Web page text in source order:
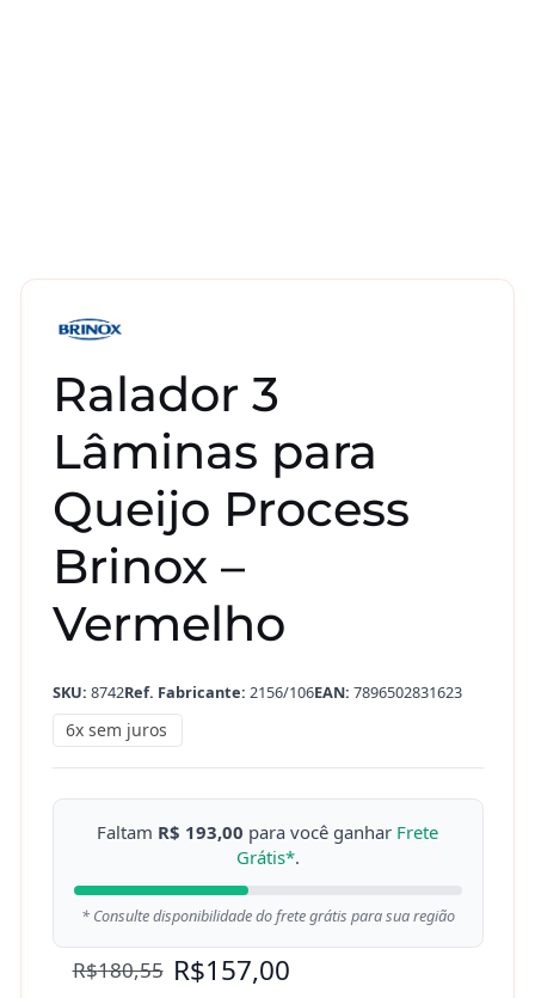
Ralador 3
Lâminas para
Queijo Process
Brinox –
Vermelho
SKU: 8742Ref. Fabricante: 2156/106EAN: 7896502831623
6x sem juros
Faltam R$ 193,00 para você ganhar Frete
Grátis*.
* Consulte disponibilidade do frete grátis para sua região
R$180,55 R$157,00